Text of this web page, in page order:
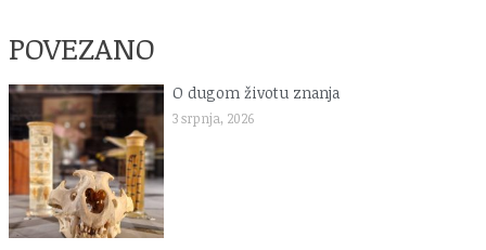
POVEZANO
O dugom životu znanja
3 srpnja, 2026